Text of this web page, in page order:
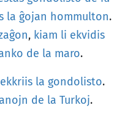
la ĝojan hommulton.
, kiam li ekvidis
de la maro.
ekkriis la gondolisto.
de la Turkoj.